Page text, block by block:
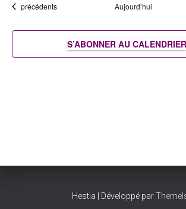
Évènements
précédents Aujourd’hui
S’ABONNER AU CALENDRIER
Hestia | Développé par